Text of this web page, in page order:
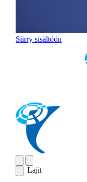
Siirry sisältöön
Lajit